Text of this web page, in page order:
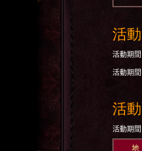
活動
活動期
活動期
活動
活動期
地